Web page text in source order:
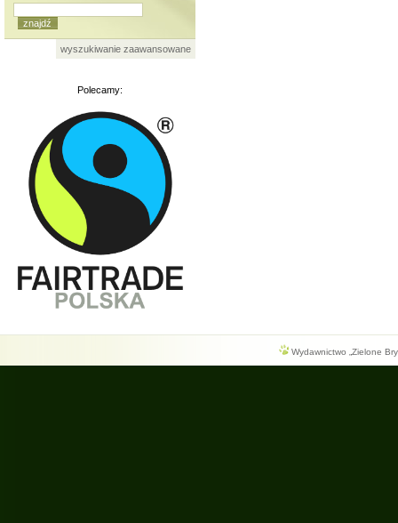
wyszukiwanie zaawansowane
Polecamy:
Wydawnictwo „Zielone